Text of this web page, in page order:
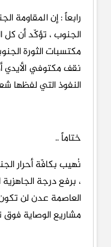
رابعاً : إن المقاومة
الجنوب ، تؤكّد أن كل
مكتسبات الثورة
نقف مكتوفي الأيدي
النفوذ التي لفظها
ختاماً ..
نُهيب بكافّة أحرار
، برفع درجة
العاصمة عدن لن تكون
مشاريع الوصاية فوق